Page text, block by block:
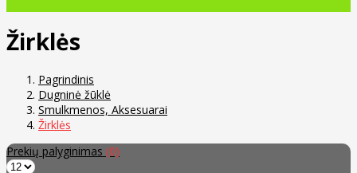
Žirklės
Pagrindinis
Dugninė žūklė
Smulkmenos, Aksesuarai
Žirklės
Prekių palyginimas (0)